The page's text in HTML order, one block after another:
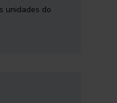
unidades do